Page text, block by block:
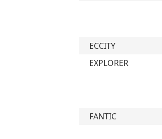
ECCITY
EXPLORER
FANTIC